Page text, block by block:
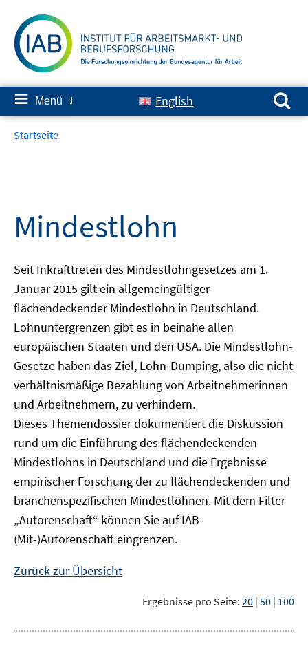
zum
Inhalt
≡ Menü ✘ English
Suchen nach:
Startseite
Mindestlohn
Seit Inkrafttreten des Mindestlohngesetzes am 1.
Januar 2015 gilt ein allgemeingültiger
flächendeckender Mindestlohn in Deutschland.
Lohnuntergrenzen gibt es in beinahe allen
europäischen Staaten und den USA. Die Mindestlohn-
Gesetze haben das Ziel, Lohn-Dumping, also die nicht
verhältnismäßige Bezahlung von Arbeitnehmerinnen
und Arbeitnehmern, zu verhindern.
Dieses Themendossier dokumentiert die Diskussion
rund um die Einführung des flächendeckenden
Mindestlohns in Deutschland und die Ergebnisse
empirischer Forschung der zu flächendeckenden und
branchenspezifischen Mindestlöhnen. Mit dem Filter
„Autorenschaft“ können Sie auf IAB-
(Mit-)Autorenschaft eingrenzen.
Zurück zur Übersicht
Ergebnisse pro Seite: 20 | 50 | 100